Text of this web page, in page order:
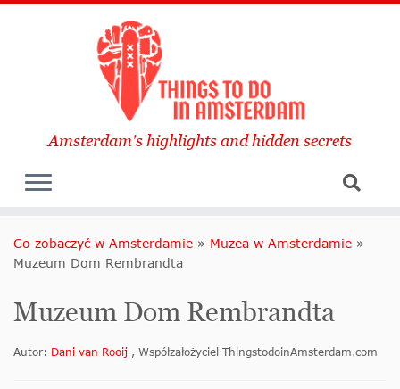
Amsterdam's highlights and hidden secrets
Co zobaczyć w Amsterdamie » Muzea w Amsterdamie »
Muzeum Dom Rembrandta
Muzeum Dom Rembrandta
Autor: Dani van Rooij , Współzałożyciel ThingstodoinAmsterdam.com